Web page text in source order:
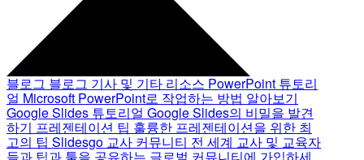
블로그 블로그 기사 및 기타 리소스 PowerPoint 튜토리
얼 Microsoft PowerPoint로 작업하는 방법 알아보기
Google Slides 튜토리얼 Google Slides의 비밀을 발견
하기 프레젠테이션 팁 훌륭한 프레젠테이션을 위한 최
고의 팁 Slidesgo 교사 커뮤니티 전 세계 교사 및 교육자